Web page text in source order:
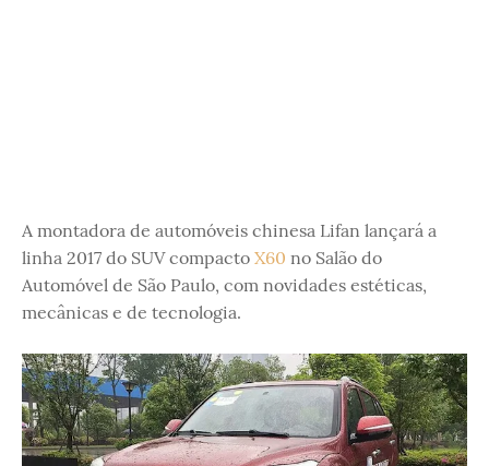
A montadora de automóveis chinesa Lifan lançará a
linha 2017 do SUV compacto X60 no Salão do
Automóvel de São Paulo, com novidades estéticas,
mecânicas e de tecnologia.